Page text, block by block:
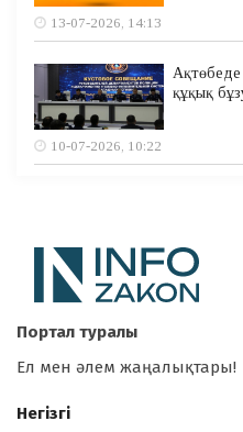
13-07-2026, 14:13
Ақтөбеде
құқық
10-07-2026, 10:22
Портал туралы
Ел мен әлем жаңалықтары!
Негізгі